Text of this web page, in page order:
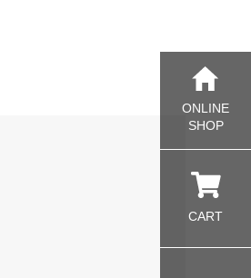
ONLINE
SHOP
CART